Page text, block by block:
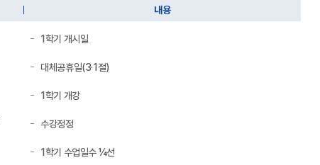
내용
1학기 개시일
대체공휴일(3·1절)
1학기 개강
수강정정
1학기 수업일수 ¼선